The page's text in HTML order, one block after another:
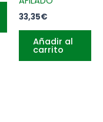
33,35€
Añadir al
carrito